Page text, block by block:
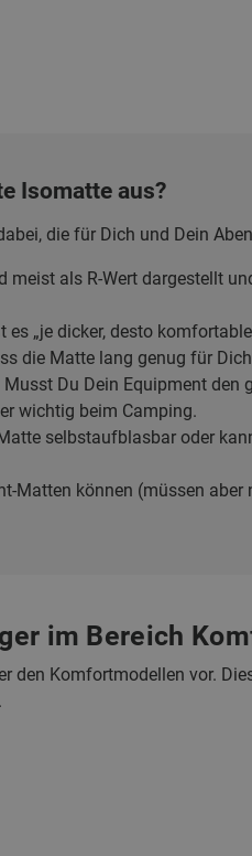
Isomatte aus?
die für Dich und Dein
meist als R-Wert dargestellt
es „je dicker, desto
die Matte lang genug für
Musst Du Dein Equipment den
wichtig beim Camping.
selbstaufblasbar oder
Matten können (müssen
im Bereich
den Komfortmodellen vor.